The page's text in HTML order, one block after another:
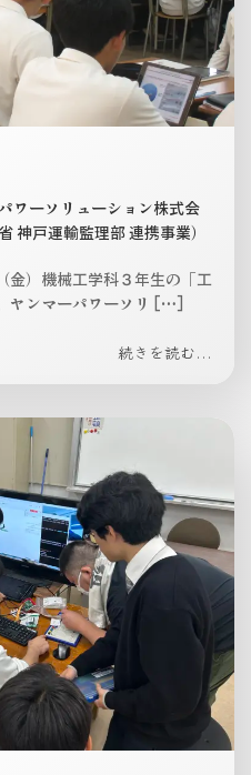
ワーソリューション株式会
神戸運輸監理部 連携事業）
）機械工学科３年生の「工
ヤンマーパワーソリ […]
続きを読む...